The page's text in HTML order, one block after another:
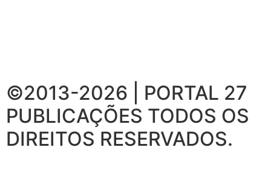
©2013-2026 | PORTAL 27
PUBLICAÇÕES TODOS OS
DIREITOS RESERVADOS.